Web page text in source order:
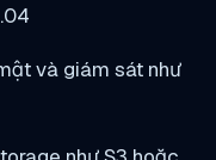
và giám sát như